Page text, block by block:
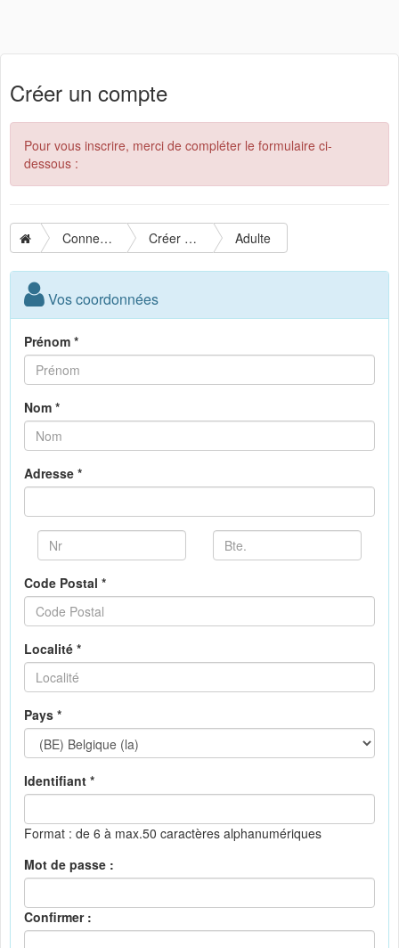
Créer un compte
Pour vous inscrire, merci de compléter le formulaire ci-
dessous :
Connexion Créer un compte Adulte
Vos coordonnées
Prénom *
Nom *
Adresse *
Code Postal *
Localité *
Pays *
Identifiant *
Format : de 6 à max.50 caractères alphanumériques
Mot de passe :
Confirmer :